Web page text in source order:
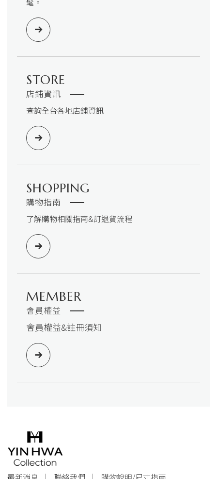
STORE
店鋪資訊
查詢全台各地店鋪資訊
SHOPPING
購物指南
了解購物相關指南&訂退貨流程
MEMBER
會員權益
會員權益&註冊須知